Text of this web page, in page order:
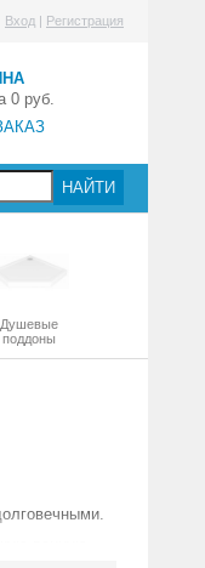
Вход | Регистрация
0 руб.
НАЙТИ
Душевые
поддоны